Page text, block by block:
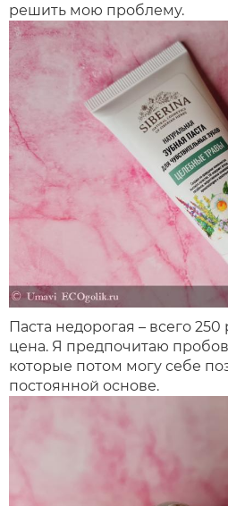
решить мою проблему.
Паста недорогая – всего
цена. Я предпочитаю
которые потом могу себе
постоянной основе.